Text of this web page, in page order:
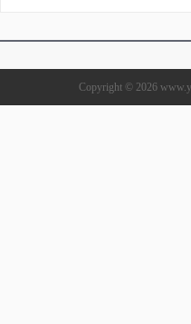
Copyright © 2026